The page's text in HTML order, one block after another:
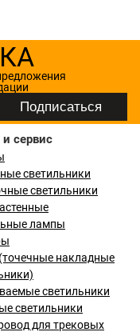
и сервис
светильники
светильники
лампы
накладные
светильники
светильники
для трековых